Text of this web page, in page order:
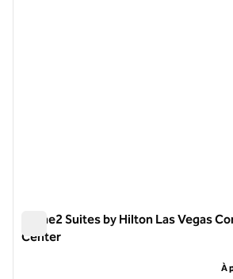
Home2 Suites by Hilton Las Vegas
Center
À